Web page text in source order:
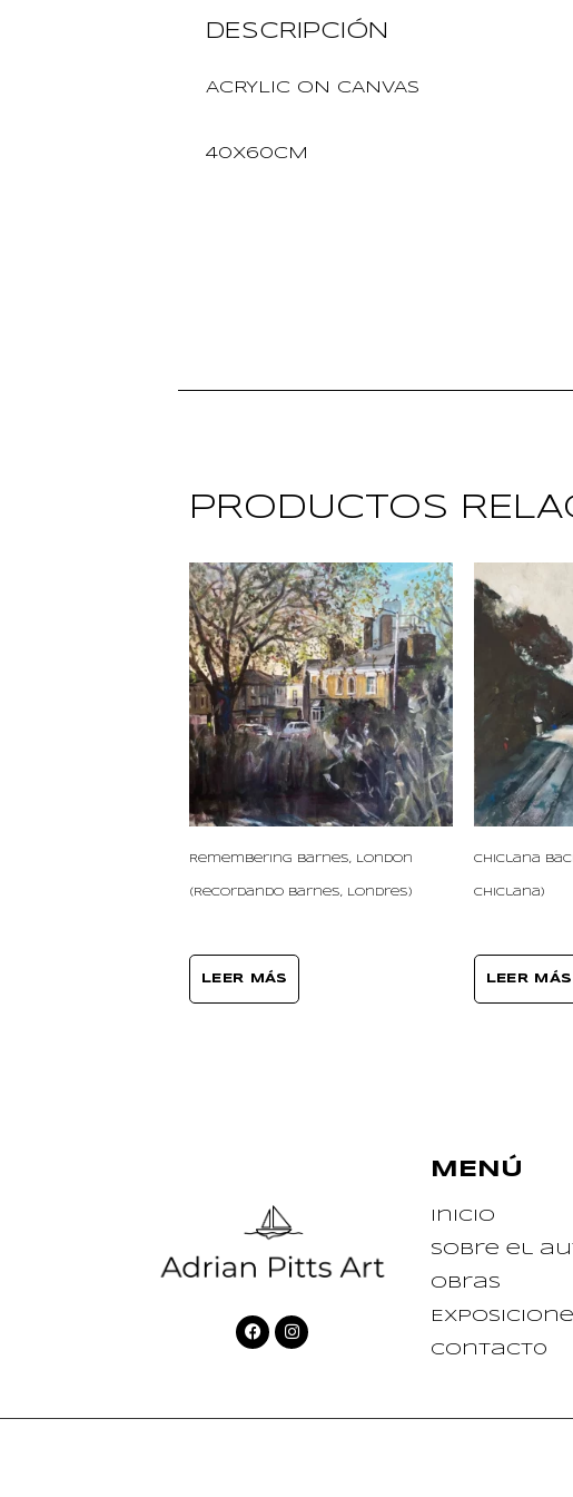
DESCRIPCIÓN
ACRYLIC ON CANVAS
40X60CM
PRODUCTOS
Remembering Barnes, London
(Recordando Barnes, Londres)
LEER MÁS
Chiclana
Chiclana)
LEER MÁS
MENÚ
Inicio
Sobre el
Obras
Contact0